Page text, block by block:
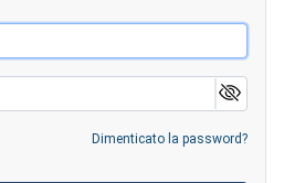
Dimenticato la password?